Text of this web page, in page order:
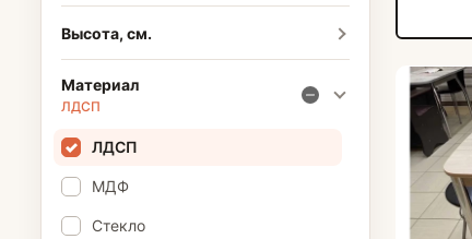
Высота, см.
ЛДСП
Материал
ЛДСП
МДФ
Стекло